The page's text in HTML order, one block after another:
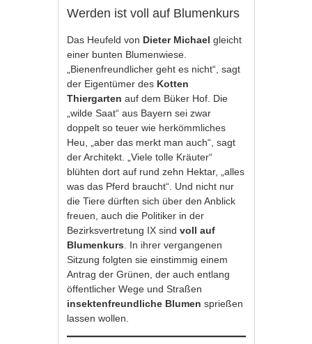
Werden ist voll auf Blumenkurs
Das Heufeld von Dieter Michael gleicht
einer bunten Blumenwiese.
„Bienenfreundlicher geht es nicht“, sagt
der Eigentümer des Kotten
Thiergarten auf dem Büker Hof. Die
„wilde Saat“ aus Bayern sei zwar
doppelt so teuer wie herkömmliches
Heu, „aber das merkt man auch“, sagt
der Architekt. „Viele tolle Kräuter“
blühten dort auf rund zehn Hektar, „alles
was das Pferd braucht“. Und nicht nur
die Tiere dürften sich über den Anblick
freuen, auch die Politiker in der
Bezirksvertretung IX sindvoll auf
Blumenkurs . In ihrer vergangenen
Sitzung folgten sie einstimmig einem
Antrag der Grünen, der auch entlang
öffentlicher Wege und Straßen
insektenfreundliche Blumen sprießen
lassen wollen.